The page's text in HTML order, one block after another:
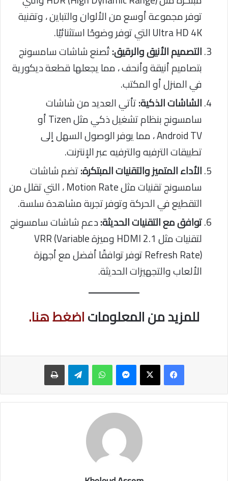
توفر مجموعة أوسع من الألوان والتباين ، وتقنية
Ultra HD 4K التي توفر وضوحًا استثنائيًا.
التصميم الأنيق والرقيق:تُصنع شاشات سامسونج
بتصاميم أنيقة وأنحف ، مما يجعلها قطعة ديكورية
في المنزل أو المكتب.
الشاشات الذكية:تأتي العديد من شاشات
سامسونج بنظام تشغيل ذكي مثل Tizen أو
Android TV ، مما يوفر الوصول السهل إلى
تطبيقات الترفيه والترفيه عبر الإنترنت.
الأداء المتميز والتقنيات المبتكرة:تضم شاشات
سامسونج تقنيات مثل Motion Rate ، التي تقلل من
التقطيع في الحركة وتوفر تجربة مشاهدة سلسة.
توافق مع التقنيات الحديثة:دعم شاشات سامسونج
لتقنيات مثل HDMI 2.1 وميزة VRR (Variable
Refresh Rate) توفر توافقًا أفضل مع أجهزة
الألعاب والتجهيزات الحديثة.
للمزيد من المعلوماتاضغط هنا.
ماسنجر واتساب تيلقرام طباعة